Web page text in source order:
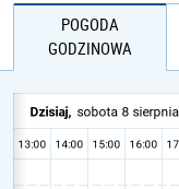
POGODA
GODZINOWA